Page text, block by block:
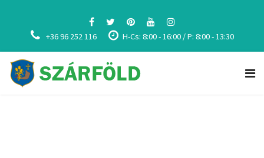
+36 96 252 116 H-Cs: 8:00 - 16:00 / P: 8:00 - 13:30